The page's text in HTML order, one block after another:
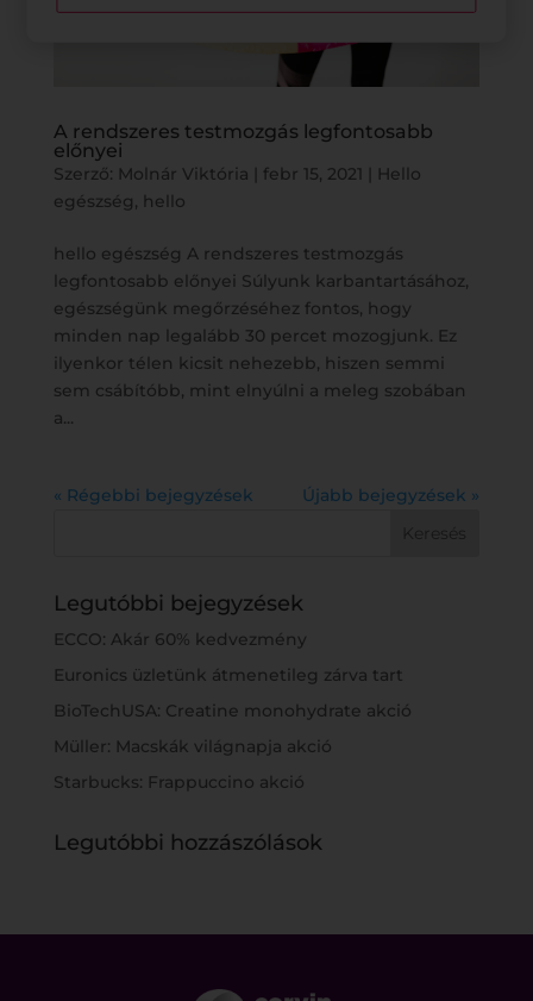
A rendszeres testmozgás legfontosabb
előnyei
Szerző: Molnár Viktória febr 15, 2021
Hello
egészség, hello
hello egészség A rendszeres testmozgás
legfontosabb előnyei Súlyunk karbantartásához,
egészségünk megőrzéséhez fontos, hogy
minden nap legalább 30 percet mozogjunk. Ez
ilyenkor télen kicsit nehezebb, hiszen semmi
sem csábítóbb, mint elnyúlni a meleg szobában
a...
« Régebbi bejegyzések Újabb bejegyzések »
Legutóbbi bejegyzések
ECCO: Akár 60% kedvezmény
Euronics üzletünk átmenetileg zárva tart
BioTechUSA: Creatine monohydrate akció
Müller: Macskák világnapja akció
Starbucks: Frappuccino akció
Legutóbbi hozzászólások